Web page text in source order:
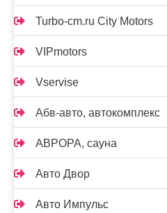
Turbo-cm.ru City Motors
VIPmotors
Vservise
Абв-авто, автокомплекс
АВРОРА, сауна
Авто Двор
Авто Импульс